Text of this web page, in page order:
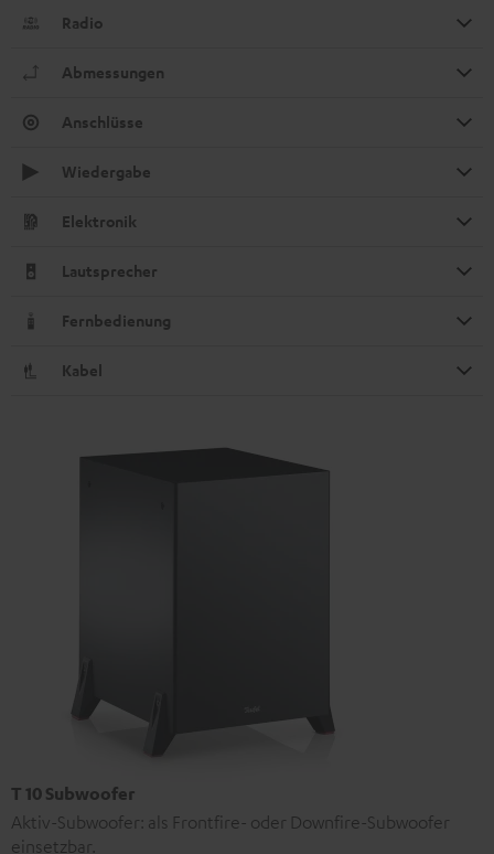
Radio
Abmessungen
Anschlüsse
Wiedergabe
Elektronik
Lautsprecher
Fernbedienung
Kabel
T 10 Subwoofer
Aktiv-Subwoofer: als Frontfire- oder Downfire-Subwoofer
einsetzbar.